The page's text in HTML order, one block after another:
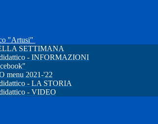
"Artusi"
SETTIMANA
- INFORMAZIONI
menu 2021-'22
- LA STORIA
- VIDEO